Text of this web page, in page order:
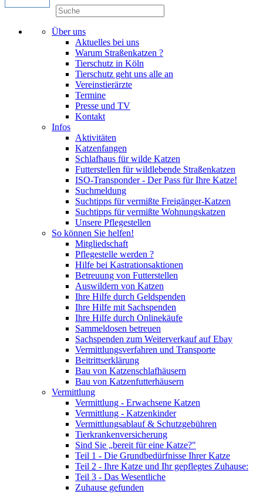
Über uns
Aktuelles bei uns
Warum Straßenkatzen ?
Tierschutz in Köln
Tierschutz geht uns alle an
Vereinstierärzte
Termine
Presse und TV
Kontakt
Infos
Aktivitäten
Katzenfangen
Schlafhaus für wilde Katzen
Futterstellen für wildlebende Straßenkatzen
ISO-Transponder - Der Pass für Ihre Katze!
Suchmeldung
Suchtipps für vermißte Freigänger-Katzen
Suchtipps für vermißte Wohnungskatzen
Unsere Pflegestellen
So können Sie helfen!
Mitgliedschaft
Pflegestelle werden ?
Hilfe bei Kastrationsaktionen
Betreuung von Futterstellen
Auswildern von Katzen
Ihre Hilfe durch Geldspenden
Ihre Hilfe mit Sachspenden
Ihre Hilfe durch Onlinekäufe
Sammeldosen betreuen
Sachspenden zum Weiterverkauf auf Ebay
Vermittlungsverfahren und Transporte
Beitrittserklärung
Bau von Katzenschlafhäusern
Bau von Katzenfutterhäusern
Vermittlung
Vermittlung - Erwachsene Katzen
Vermittlung - Katzenkinder
Vermittlungsablauf & Schutzgebühren
Tierkrankenversicherung
Sind Sie „bereit für eine Katze?"
Teil 1 - Die Grundbedürfnisse Ihrer Katze
Teil 2 - Ihre Katze und Ihr gepflegtes Zuhause:
Teil 3 - Das Wesentliche
Zuhause gefunden